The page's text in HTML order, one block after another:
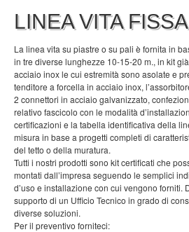
LINEA VITA
La linea vita su piastre o su pali è fornita in
in tre diverse lunghezze 10-15-20 m., in kit
acciaio inox le cui estremità sono asolate e
tenditore a forcella in acciaio inox,
2 connettori in acciaio galvanizzato,
relativo fascicolo con le modalità
certificazioni e la tabella identificativa della
misura in base a progetti completi di
del tetto o della muratura.
Tutti i nostri prodotti sono kit certificati che
montati dall’impresa seguendo le semplici
d’uso e installazione con cui vengono forniti.
supporto di un Ufficio Tecnico in grado di
diverse soluzioni.
Per il preventivo forniteci: